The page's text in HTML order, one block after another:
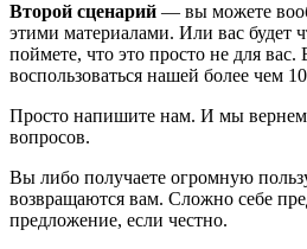
Второй сценарий — вы можете
этими материалами. Или вас будет
поймете, что это просто не для
воспользоваться нашей более чем
Просто напишите нам. И мы вернем
вопросов.
Вы либо получаете огромную
возвращаются вам. Сложно себе
предложение, если честно.